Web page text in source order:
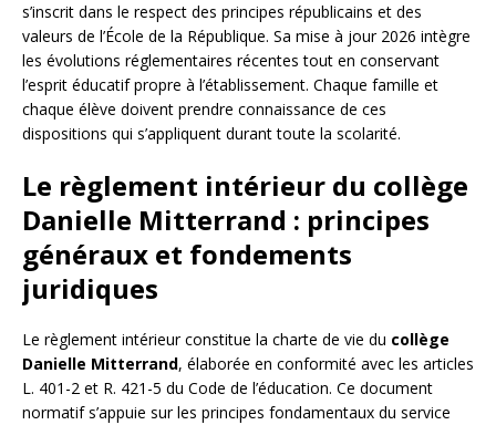
s’inscrit dans le respect des principes républicains et des
valeurs de l’École de la République. Sa mise à jour 2026 intègre
les évolutions réglementaires récentes tout en conservant
l’esprit éducatif propre à l’établissement. Chaque famille et
chaque élève doivent prendre connaissance de ces
dispositions qui s’appliquent durant toute la scolarité.
Le règlement intérieur du collège
Danielle Mitterrand : principes
généraux et fondements
juridiques
Le règlement intérieur constitue la charte de vie du collège
Danielle Mitterrand, élaborée en conformité avec les articles
L. 401-2 et R. 421-5 du Code de l’éducation. Ce document
normatif s’appuie sur les principes fondamentaux du service